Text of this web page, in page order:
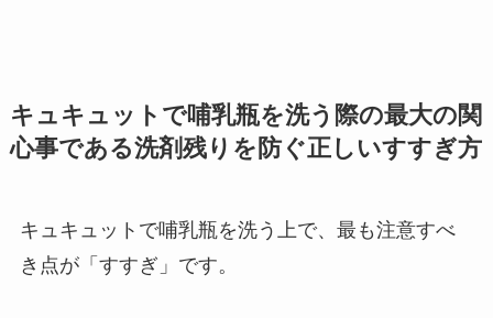
キュキュットで哺乳瓶を洗う際の最大の関
心事である洗剤残りを防ぐ正しいすすぎ方
キュキュットで哺乳瓶を洗う上で、最も注意すべ
き点が「すすぎ」です。